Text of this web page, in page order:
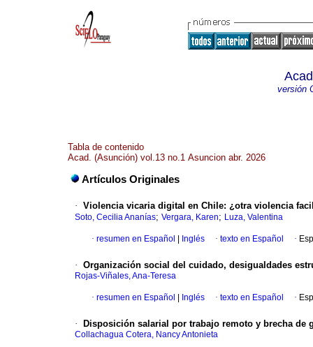
versión
Tabla de contenido
Acad. (Asunción) vol.13 no.1 Asuncion abr. 2026
Artículos Originales
· Violencia vicaria digital en Chile: ¿otra violencia
Soto, Cecilia Ananías; Vergara, Karen; Luza, Valentina
· resumen en Español Inglés · texto en Español ·
· Organización social del cuidado, desigualdades
Rojas-Viñales, Ana-Teresa
· resumen en Español Inglés · texto en Español ·
· Disposición salarial por trabajo remoto y brecha de
Collachagua Cotera, Nancy Antonieta